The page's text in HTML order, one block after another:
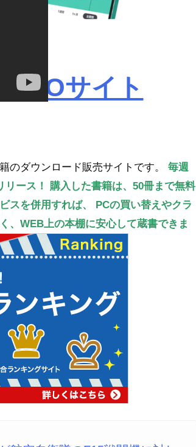
サイト
のダウンロード販売サイトです。 毎週
ース！
購入した書籍は、50冊まで無料
スを併用すれば、
PCの買い替えやクラ
、WEB上の本棚に安心して蔵書できま